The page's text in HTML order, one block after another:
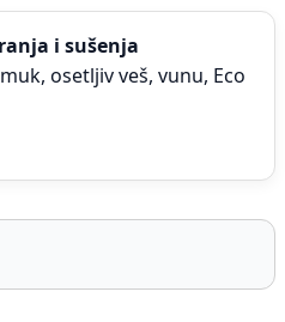
i sušenja
osetljiv veš, vunu, Eco